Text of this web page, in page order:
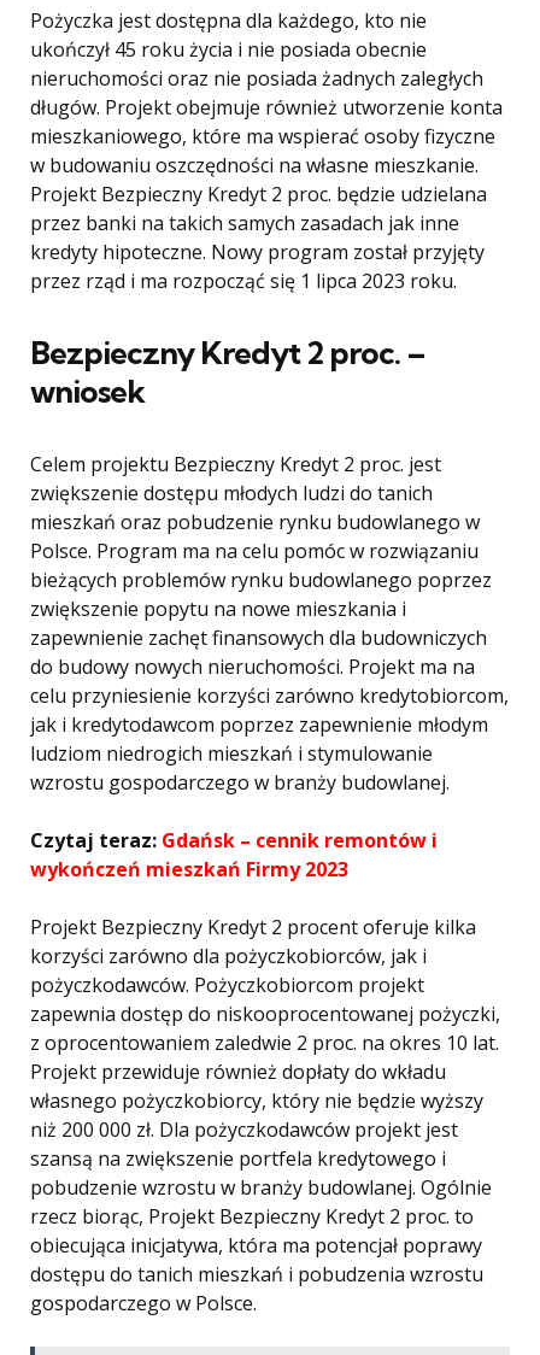
Pożyczka jest dostępna dla każdego, kto nie
ukończył 45 roku życia i nie posiada obecnie
nieruchomości oraz nie posiada żadnych zaległych
długów. Projekt obejmuje również utworzenie konta
mieszkaniowego, które ma wspierać osoby fizyczne
w budowaniu oszczędności na własne mieszkanie.
Projekt Bezpieczny Kredyt 2 proc. będzie udzielana
przez banki na takich samych zasadach jak inne
kredyty hipoteczne. Nowy program został przyjęty
przez rząd i ma rozpocząć się 1 lipca 2023 roku.
Bezpieczny Kredyt 2 proc. –
wniosek
Celem projektu Bezpieczny Kredyt 2 proc. jest
zwiększenie dostępu młodych ludzi do tanich
mieszkań oraz pobudzenie rynku budowlanego w
Polsce. Program ma na celu pomóc w rozwiązaniu
bieżących problemów rynku budowlanego poprzez
zwiększenie popytu na nowe mieszkania i
zapewnienie zachęt finansowych dla budowniczych
do budowy nowych nieruchomości. Projekt ma na
celu przyniesienie korzyści zarówno kredytobiorcom,
jak i kredytodawcom poprzez zapewnienie młodym
ludziom niedrogich mieszkań i stymulowanie
wzrostu gospodarczego w branży budowlanej.
Czytaj teraz: Gdańsk – cennik remontów i
wykończeń mieszkań Firmy 2023
Projekt Bezpieczny Kredyt 2 procent oferuje kilka
korzyści zarówno dla pożyczkobiorców, jak i
pożyczkodawców. Pożyczkobiorcom projekt
zapewnia dostęp do niskooprocentowanej pożyczki,
z oprocentowaniem zaledwie 2 proc. na okres 10 lat.
Projekt przewiduje również dopłaty do wkładu
własnego pożyczkobiorcy, który nie będzie wyższy
niż 200 000 zł. Dla pożyczkodawców projekt jest
szansą na zwiększenie portfela kredytowego i
pobudzenie wzrostu w branży budowlanej. Ogólnie
rzecz biorąc, Projekt Bezpieczny Kredyt 2 proc. to
obiecująca inicjatywa, która ma potencjał poprawy
dostępu do tanich mieszkań i pobudzenia wzrostu
gospodarczego w Polsce.